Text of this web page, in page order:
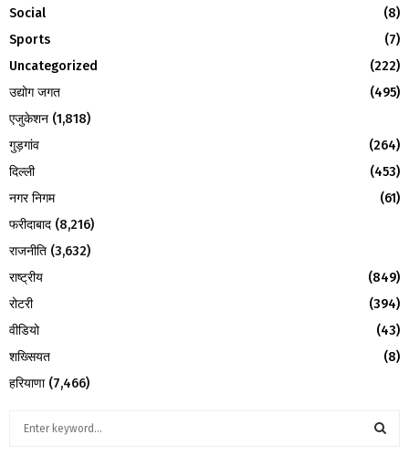
Social
(8)
Sports
(7)
Uncategorized
(222)
उद्योग जगत
(495)
एजुकेशन (1,818)
गुड़गांव
(264)
दिल्ली
(453)
नगर निगम
(61)
फरीदाबाद (8,216)
राजनीति (3,632)
राष्ट्रीय
(849)
रोटरी
(394)
वीडियो
(43)
शख्सियत
(8)
हरियाणा(7,466)